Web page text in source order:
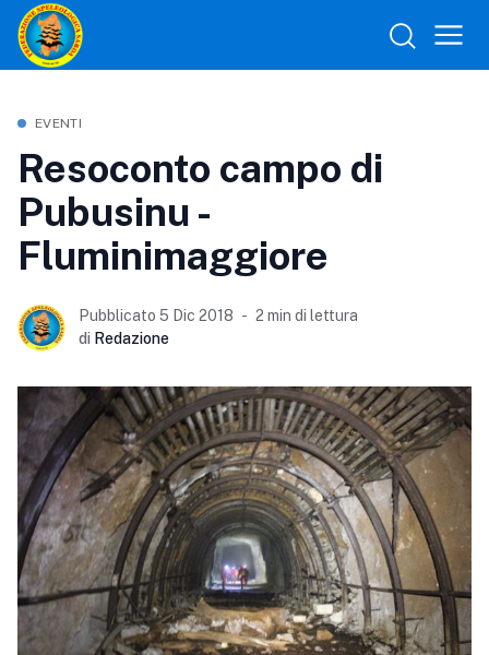
EVENTI
Resoconto campo di
Pubusinu -
Fluminimaggiore
Pubblicato 5 Dic 2018
2 min di lettura
di Redazione